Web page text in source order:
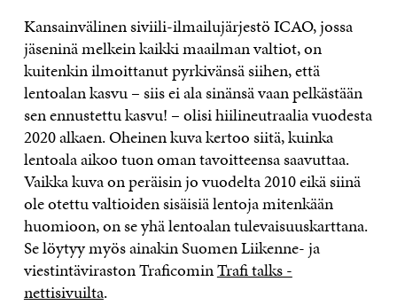
Kansainvälinen siviili-ilmailujärjestö ICAO, jossa
jäseninä melkein kaikki maailman valtiot, on
kuitenkin ilmoittanut pyrkivänsä siihen, että
lentoalan kasvu – siis ei ala sinänsä vaan pelkästään
sen ennustettu kasvu! – olisi hiilineutraalia vuodesta
2020 alkaen. Oheinen kuva kertoo siitä, kuinka
lentoala aikoo tuon oman tavoitteensa saavuttaa.
Vaikka kuva on peräisin jo vuodelta 2010 eikä siinä
ole otettu valtioiden sisäisiä lentoja mitenkään
huomioon, on se yhä lentoalan tulevaisuuskarttana.
Se löytyy myös ainakin Suomen Liikenne- ja
viestintäviraston TraficominTrafi talks -
nettisivuilta.